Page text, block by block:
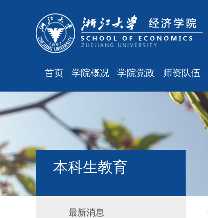
首页 学院概况
现任领导
组织结构
学科设置
办公指南
学院党政
会议纪要
学院发文
师资队伍
最新消息
师资队伍
岗位聘任
本科生教育
最新消息